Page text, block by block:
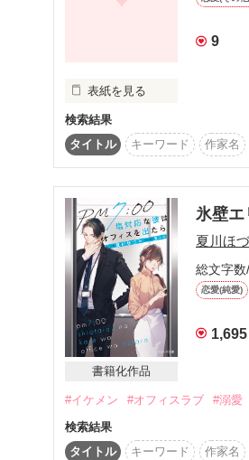
｡
しかし、翌朝紗月は彼の正体
彼こそ紗月が十年前に『顔
ショックを受ける紗月に構
最悪の別れは最高のハッピー
ベリーズ文庫より５月に発売
ご了承くださいませ。
9
表紙を見る
知らなかった僕の顔
検索結果
タイトル
キーワード 作家名
書籍化作品
氷壁エ
夏川ほ
総文字
恋愛(純愛)
1,695
#イケメン #オフィスラブ #溺愛
検索結果
タイトル
キーワード 作家名